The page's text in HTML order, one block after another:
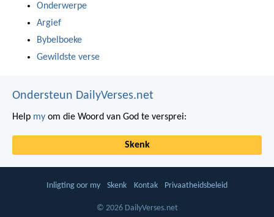
Onderwerpe
Argief
Bybelboeke
Gewildste verse
Ondersteun DailyVerses.net
Help my om die Woord van God te versprei:
Skenk
Inligting oor my Skenk Kontak Privaatheidsbeleid
© 2026 DailyVerses.net